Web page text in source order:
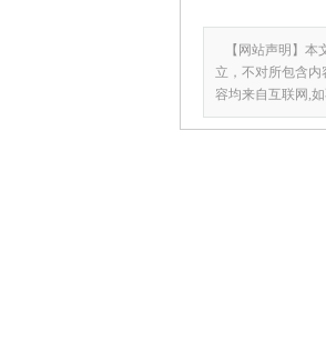
【网站声明】本
立，不对所包含
容均来自互联网,